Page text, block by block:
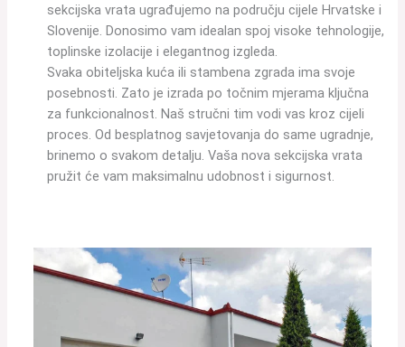
sekcijska vrata ugrađujemo na području cijele Hrvatske i
Slovenije. Donosimo vam idealan spoj visoke tehnologije,
toplinske izolacije i elegantnog izgleda.
Svaka obiteljska kuća ili stambena zgrada ima svoje
posebnosti. Zato je izrada po točnim mjerama ključna
za funkcionalnost. Naš stručni tim vodi vas kroz cijeli
proces. Od besplatnog savjetovanja do same ugradnje,
brinemo o svakom detalju. Vaša nova sekcijska vrata
pružit će vam maksimalnu udobnost i sigurnost.